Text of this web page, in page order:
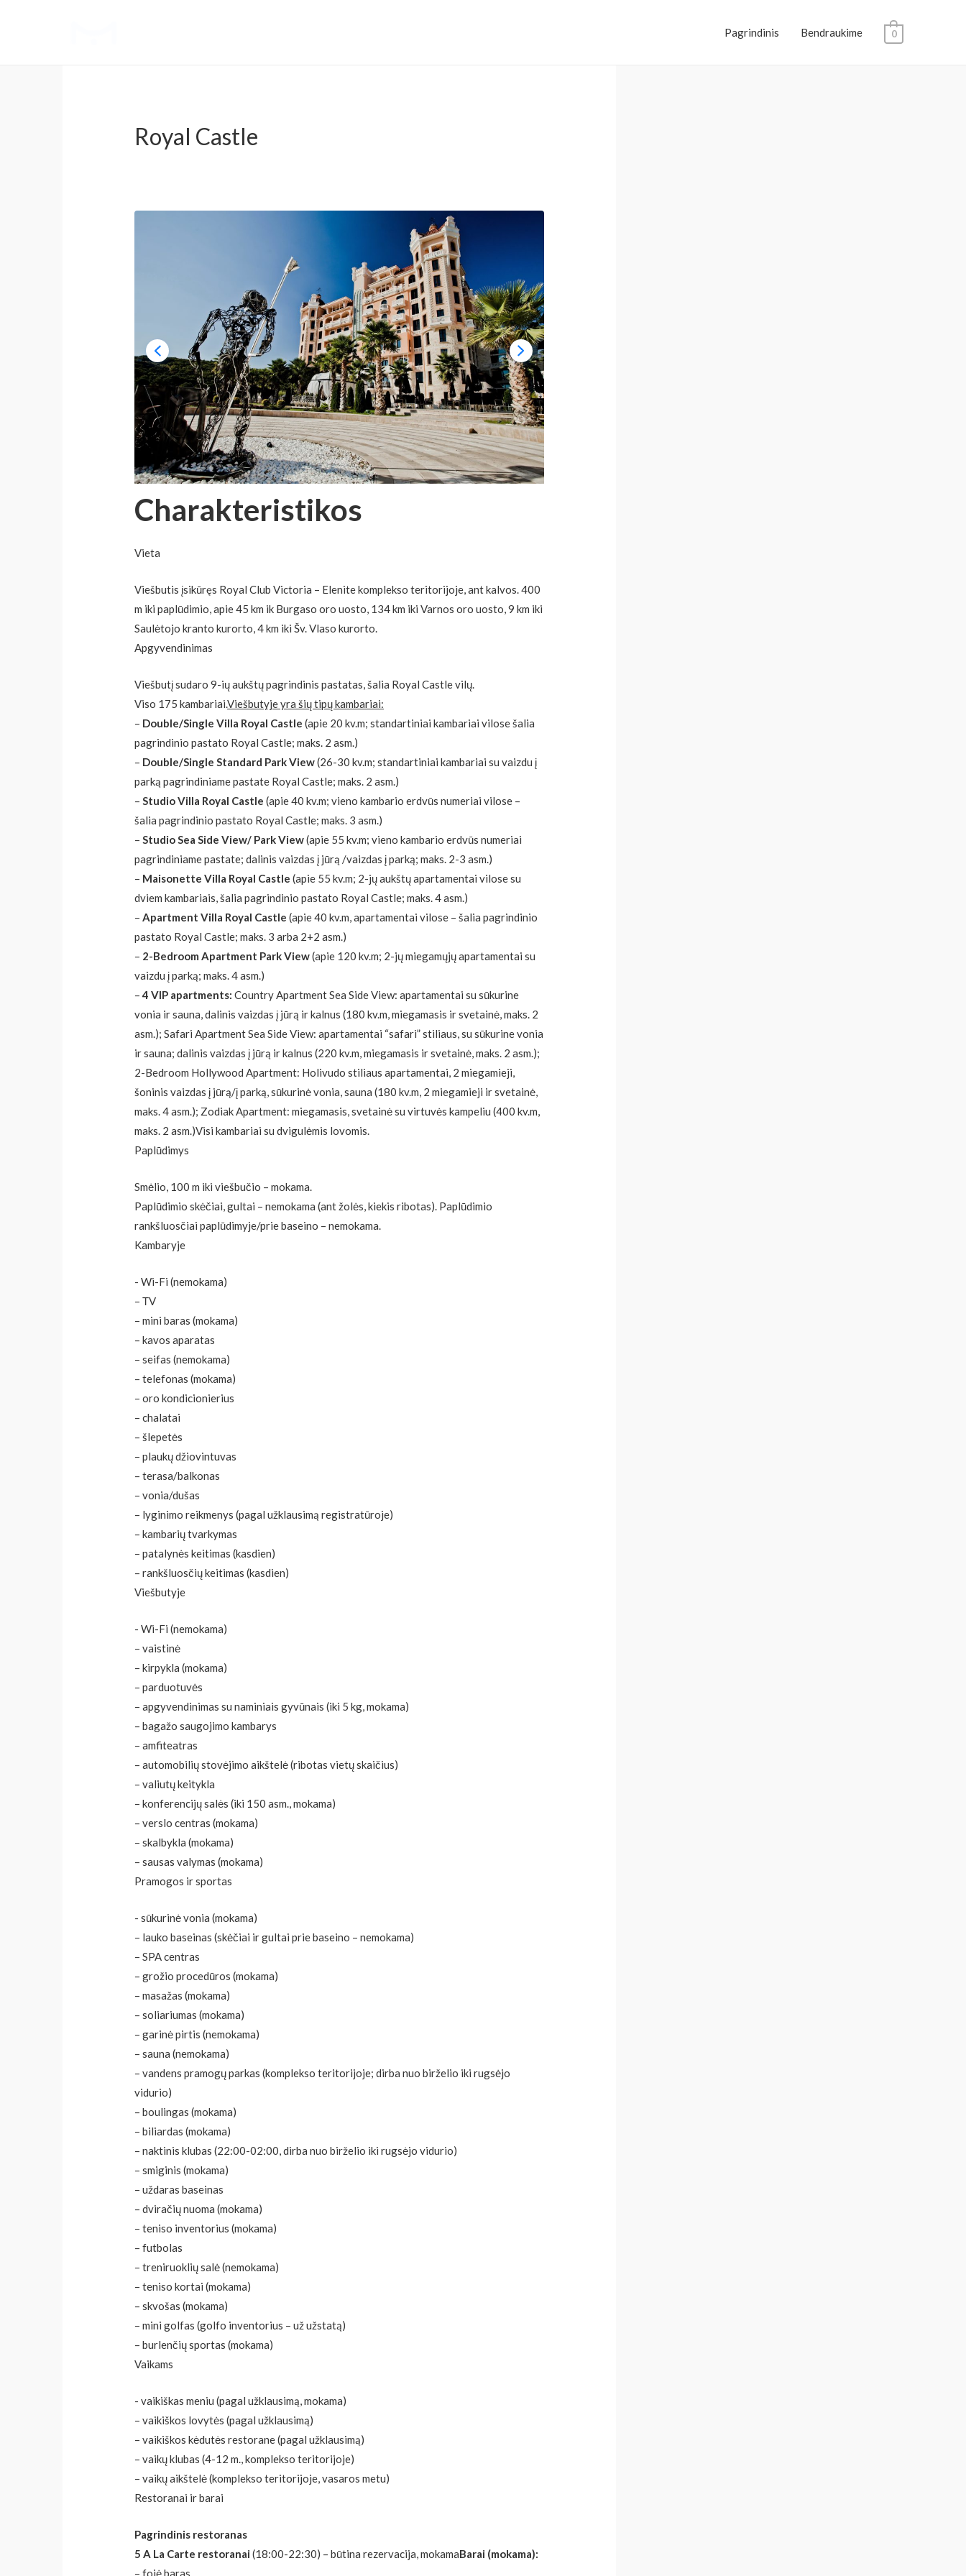
Pagrindinis Bendraukime 0
Royal Castle
Charakteristikos
Vieta
Viešbutis įsikūręs Royal Club Victoria – Elenite komplekso teritorijoje, ant kalvos. 400
m iki paplūdimio, apie 45 km ik Burgaso oro uosto, 134 km iki Varnos oro uosto, 9 km iki
Saulėtojo kranto kurorto, 4 km iki Šv. Vlaso kurorto.
Apgyvendinimas
Viešbutį sudaro 9-ių aukštų pagrindinis pastatas, šalia Royal Castle vilų.
Viso 175 kambariai.Viešbutyje yra šių tipų kambariai:
– Double/Single Villa Royal Castle (apie 20 kv.m; standartiniai kambariai vilose šalia
pagrindinio pastato Royal Castle; maks. 2 asm.)
– Double/Single Standard Park View(26-30 kv.m; standartiniai kambariai su vaizdu į
parką pagrindiniame pastate Royal Castle; maks. 2 asm.)
–Studio Villa Royal Castle (apie 40 kv.m; vieno kambario erdvūs numeriai vilose –
šalia pagrindinio pastato Royal Castle; maks. 3 asm.)
–Studio Sea Side View/ Park View(apie 55 kv.m; vieno kambario erdvūs numeriai
pagrindiniame pastate; dalinis vaizdas į jūrą /vaizdas į parką; maks. 2-3 asm.)
– Maisonette Villa Royal Castle (apie 55 kv.m; 2-jų aukštų apartamentai vilose su
dviem kambariais, šalia pagrindinio pastato Royal Castle; maks. 4 asm.)
–Apartment Villa Royal Castle (apie 40 kv.m, apartamentai vilose – šalia pagrindinio
pastato Royal Castle; maks. 3 arba 2+2 asm.)
– 2-Bedroom Apartment Park View(apie 120 kv.m; 2-jų miegamųjų apartamentai su
vaizdu į parką; maks. 4 asm.)
–4 VIP apartments: Country Apartment Sea Side View: apartamentai su sūkurine
vonia ir sauna, dalinis vaizdas į jūrą ir kalnus (180 kv.m, miegamasis ir svetainė, maks. 2
asm.); Safari Apartment Sea Side View: apartamentai “safari” stiliaus, su sūkurine vonia
ir sauna; dalinis vaizdas į jūrą ir kalnus (220 kv.m, miegamasis ir svetainė, maks. 2 asm.);
2-Bedroom Hollywood Apartment: Holivudo stiliaus apartamentai, 2 miegamieji,
šoninis vaizdas į jūrą/į parką, sūkurinė vonia, sauna (180 kv.m, 2 miegamieji ir svetainė,
maks. 4 asm.); Zodiak Apartment: miegamasis, svetainė su virtuvės kampeliu (400 kv.m,
maks. 2 asm.)​Visi kambariai su dvigulėmis lovomis.
Paplūdimys
Smėlio, 100 m iki viešbučio – mokama.
Paplūdimio skėčiai, gultai – nemokama (ant žolės, kiekis ribotas). Paplūdimio
rankšluosčiai paplūdimyje/prie baseino – nemokama.
Kambaryje
​- Wi-Fi (nemokama)
– ТV
– mini baras (mokama)
– kavos aparatas
– seifas (nemokama)
– telefonas (mokama)
– oro kondicionierius
– chalatai
– šlepetės
– plaukų džiovintuvas
– terasa/balkonas
– vonia/dušas
– lyginimo reikmenys (pagal užklausimą registratūroje)
– kambarių tvarkymas
– patalynės keitimas (kasdien)
– rankšluosčių keitimas (kasdien)
Viešbutyje
​- Wi-Fi (nemokama)
– vaistinė
– kirpykla (mokama)
– parduotuvės
– apgyvendinimas su naminiais gyvūnais (iki 5 kg, mokama)
– bagažo saugojimo kambarys
– amfiteatras
– automobilių stovėjimo aikštelė (ribotas vietų skaičius)
– valiutų keitykla
– konferencijų salės (iki 150 asm., mokama)
– verslo centras (mokama)
– skalbykla (mokama)
– sausas valymas (mokama)
Pramogos ir sportas
​- sūkurinė vonia (mokama)
– lauko baseinas (skėčiai ir gultai prie baseino – nemokama)
– SPA centras
– grožio procedūros (mokama)
– masažas (mokama)
– soliariumas (mokama)
– garinė pirtis (nemokama)
– sauna (nemokama)
– vandens pramogų parkas (komplekso teritorijoje; dirba nuo birželio iki rugsėjo
vidurio)
– boulingas (mokama)
– biliardas (mokama)
– naktinis klubas (22:00-02:00, dirba nuo birželio iki rugsėjo vidurio)
– smiginis (mokama)
– uždaras baseinas
– dviračių nuoma (mokama)
– teniso inventorius (mokama)
– futbolas
– treniruoklių salė (nemokama)
– teniso kortai (mokama)
– skvošas (mokama)
– mini golfas (golfo inventorius – už užstatą)
– burlenčių sportas (mokama)
Vaikams
​- vaikiškas meniu (pagal užklausimą, mokama)
– vaikiškos lovytės (pagal užklausimą)
– vaikiškos kėdutės restorane (pagal užklausimą)
– vaikų klubas (4-12 m., komplekso teritorijoje)
– vaikų aikštelė (komplekso teritorijoje, vasaros metu)
Restoranai ir barai
Pagrindinis restoranas
5 A La Carte restoranai(18:00-22:30) – būtina rezervacija, mokamaBarai (mokama):
– fojė baras